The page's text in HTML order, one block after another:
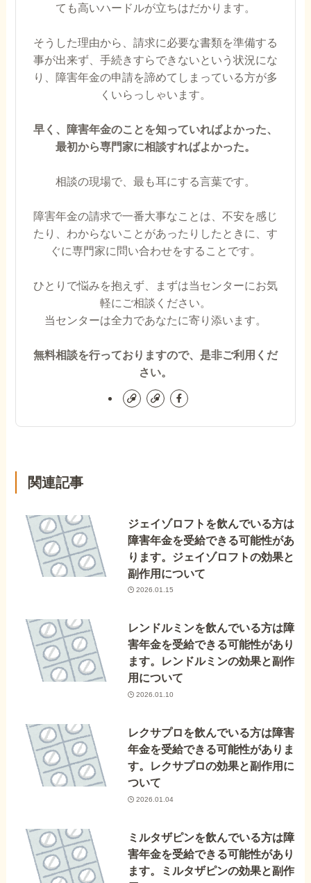
ても高いハードルが立ちはだかります。
そうした理由から、請求に必要な書類を準備する
事が出来ず、手続きすらできないという状況にな
り、障害年金の申請を諦めてしまっている方が多
くいらっしゃいます。
早く、障害年金のことを知っていればよかった、
最初から専門家に相談すればよかった。
相談の現場で、最も耳にする言葉です。
障害年金の請求で一番大事なことは、不安を感じ
たり、わからないことがあったりしたときに、す
ぐに専門家に問い合わせをすることです。
ひとりで悩みを抱えず、まずは当センターにお気
軽にご相談ください。
当センターは全力であなたに寄り添います。
無料相談を行っておりますので、是非ご利用くだ
さい。
関連記事
ジェイゾロフトを飲んでいる方は
障害年金を受給できる可能性があ
ります。ジェイゾロフトの効果と
副作用について
2026.01.15
レンドルミンを飲んでいる方は障
害年金を受給できる可能性があり
ます。レンドルミンの効果と副作
用について
2026.01.10
レクサプロを飲んでいる方は障害
年金を受給できる可能性がありま
す。レクサプロの効果と副作用に
ついて
2026.01.04
ミルタザピンを飲んでいる方は障
害年金を受給できる可能性があり
ます。ミルタザピンの効果と副作